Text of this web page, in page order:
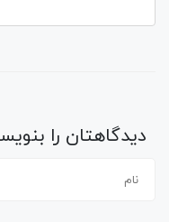
دیدگاهتان را